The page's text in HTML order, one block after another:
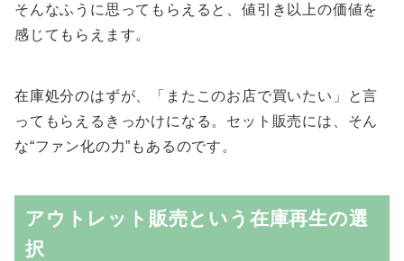
そんなふうに思ってもらえると、値引き以上の価値を
感じてもらえます。
在庫処分のはずが、「またこのお店で買いたい」と言
ってもらえるきっかけになる。セット販売には、そん
な“ファン化の力”もあるのです。
アウトレット販売という在庫再生の選
択